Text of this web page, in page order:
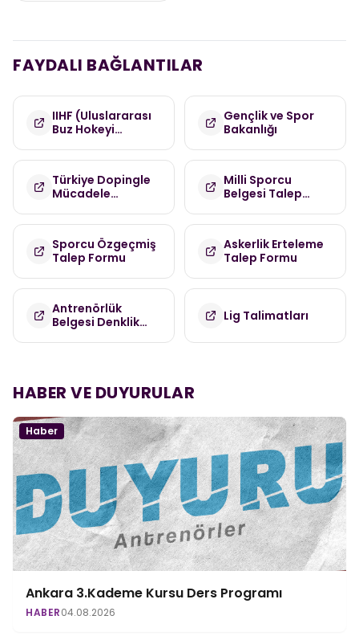
FAYDALI BAĞLANTILAR
IIHF (Uluslararası
Buz Hokeyi
Gençlik ve Spor
Bakanlığı
Türkiye Dopingle
Mücadele
(TDMK)
Milli Sporcu
Belgesi Talep
Sporcu Özgeçmiş
Talep Formu
Askerlik Erteleme
Talep Formu
Antrenörlük
Belgesi Denklik
Lig Talimatları
HABER VE DUYURULAR
Haber
Ankara 3.Kademe Kursu Ders Programı
HABER04.08.2026